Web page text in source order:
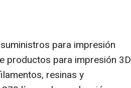
para impresión
productos para impresión 3D
resinas y